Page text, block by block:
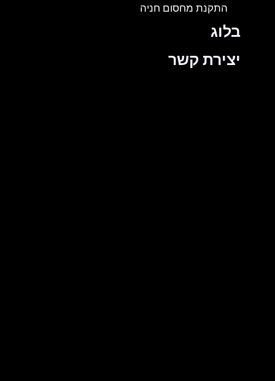
התקנת מחסום חניה
בלוג
יצירת קשר